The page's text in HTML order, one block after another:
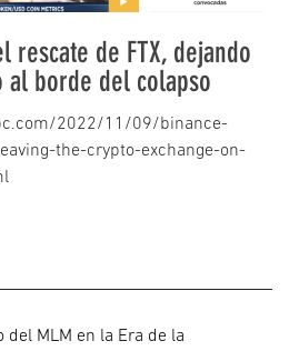
rescate de FTX, dejando
borde del colapso
2022/11/09/binance-
the-crypto-exchange-on-
del MLM en la Era de la